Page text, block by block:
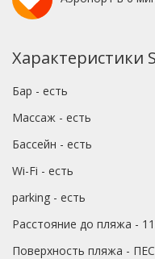
Характеристики
Бар - есть
Массаж - есть
Бассейн - есть
Wi-Fi - есть
parking - есть
Расстояние до пляжа -
Поверхность пляжа -